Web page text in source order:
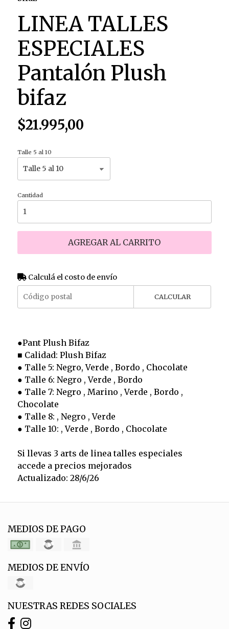
LINEA TALLES
ESPECIALES
Pantalón Plush
bifaz
$21.995,00
Talle 5 al 10
Cantidad
AGREGAR AL CARRITO
Calculá el costo de envío
CALCULAR
●Pant Plush Bifaz
■ Calidad: Plush Bifaz
● Talle 5: Negro, Verde , Bordo , Chocolate
● Talle 6: Negro , Verde , Bordo
● Talle 7: Negro , Marino , Verde , Bordo ,
Chocolate
● Talle 8: , Negro , Verde
● Talle 10: , Verde , Bordo , Chocolate
Si llevas 3 arts de linea talles especiales
accede a precios mejorados
Actualizado: 28/6/26
MEDIOS DE PAGO
MEDIOS DE ENVÍO
NUESTRAS REDES SOCIALES